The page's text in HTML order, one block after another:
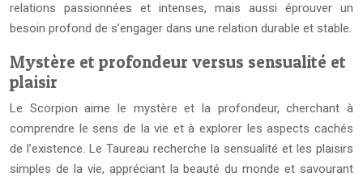
relations passionnées et intenses, mais aussi éprouver un
besoin profond de s’engager dans une relation durable et stable.
Mystère et profondeur versus sensualité et
plaisir
Le Scorpion aime le mystère et la profondeur, cherchant à
comprendre le sens de la vie et à explorer les aspects cachés
de l’existence. Le Taureau recherche la sensualité et les plaisirs
simples de la vie, appréciant la beauté du monde et savourant